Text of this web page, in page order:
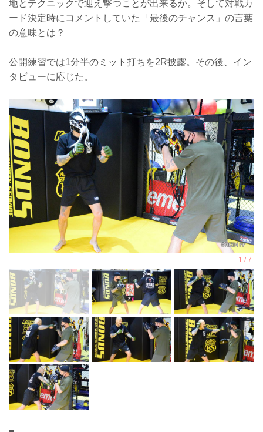
地とテクニックで迎え撃つことが出来るか。そして対戦カ
ード決定時にコメントしていた「最後のチャンス」の言葉
の意味とは？
公開練習では1分半のミット打ちを2R披露。その後、イン
タビューに応じた。